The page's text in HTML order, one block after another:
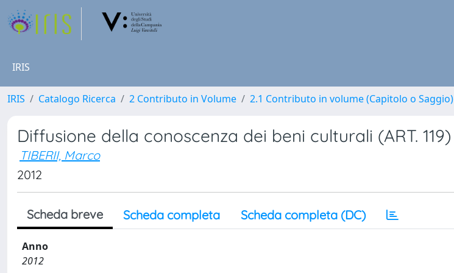
IRIS
IRIS Catalogo Ricerca 2 Contributo in Volume 2.1 Contributo in volume (Capitolo o Saggio)
Diffusione della conoscenza dei beni culturali (ART. 119)
TIBERII, Marco
2012
Scheda breve Scheda completa Scheda completa (DC)
Anno
2012